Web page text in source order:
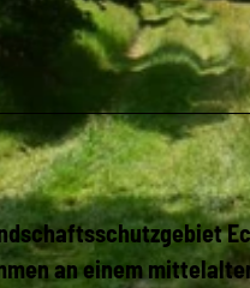
an einem